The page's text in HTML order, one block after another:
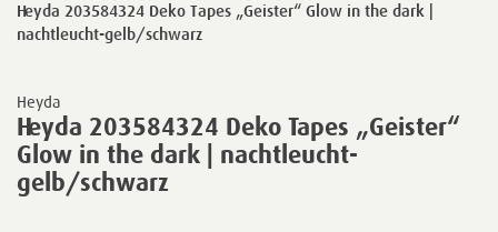
Heyda
Heyda 203584324 Deko Tapes „Geister“
Glow in the dark | nachtleucht-
gelb/schwarz
Heyda 203584324 Deko Tapes „Geister“ Glow in the dark |
nachtleucht-gelb/schwarz